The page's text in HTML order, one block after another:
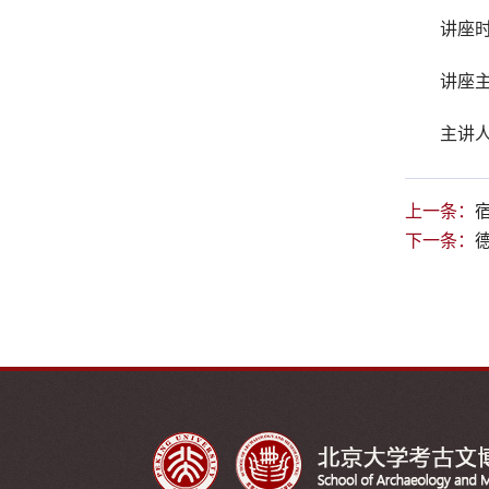
讲座
讲座
主讲
上一条：
下一条：